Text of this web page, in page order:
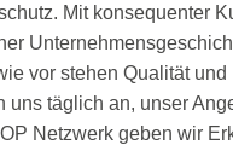
Mit konsequenter
vor stehen Qualität
täglich an, unser
Netzwerk geben wir